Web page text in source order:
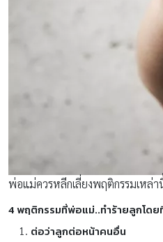
พ่อแม่ควรหลีกเลี่ยงพฤติกรรมเหล่า
4 พฤติกรรมที่พ่อแม่..ทำร้ายลูกโดย
ต่อว่าลูกต่อหน้าคนอื่น